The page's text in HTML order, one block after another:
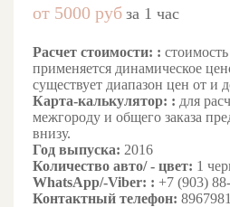
от 5000 руб за 1 час
Расчет стоимости: :
применяется динамическое
существует диапазон цен от и
Карта-калькулятор: : для
межгороду и общего заказа
внизу.
Год выпуска: 2016
Количество авто/ - цвет: 1
WhatsApp/-Viber: : +7 (903)
Контактный телефон: